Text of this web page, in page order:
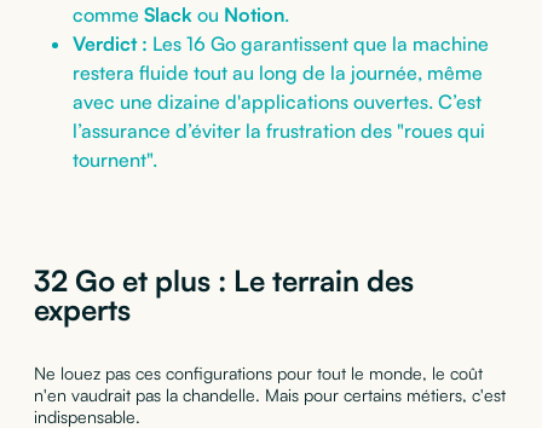
comme Slackou Notion.
Verdict : Les 16 Go garantissent que la machine
restera fluide tout au long de la journée, même
avec une dizaine d'applications ouvertes. C’est
l’assurance d’éviter la frustration des "roues qui
tournent".
32 Go et plus : Le terrain des
experts
Ne louez pas ces configurations pour tout le monde, le coût
n'en vaudrait pas la chandelle. Mais pour certains métiers, c'est
indispensable.